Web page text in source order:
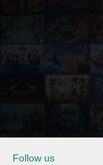
Follow us